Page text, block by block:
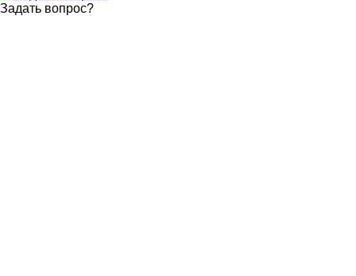
Задать вопрос?